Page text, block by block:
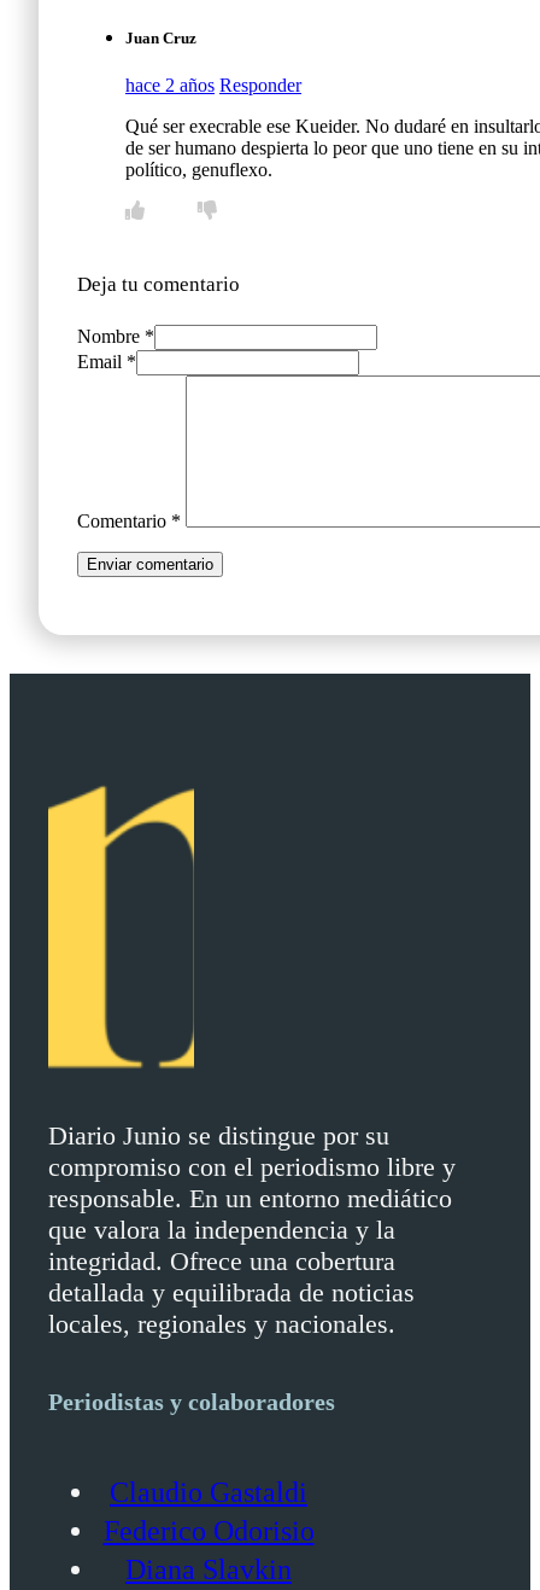
Juan Cruz
hace 2 años Responder
Qué ser execrable ese Kueider. No dudaré en
de ser humano despierta lo peor que uno tiene en su
político, genuflexo.
Deja tu comentario
Nombre *
Email *
Comentario *
Diario Junio se distingue por su
compromiso con el periodismo libre y
responsable. En un entorno mediático
que valora la independencia y la
integridad. Ofrece una cobertura
detallada y equilibrada de noticias
locales, regionales y nacionales.
Periodistas y colaboradores
Claudio Gastaldi
Federico Odorisio
Diana Slavkin